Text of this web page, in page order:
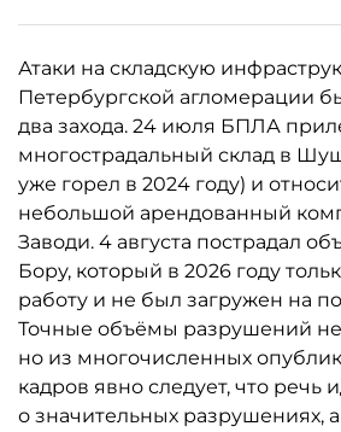
Атаки на складскую
Петербургской агломерации
два захода. 24 июля БПЛА
многострадальный склад в
уже горел в 2024 году) и
небольшой арендованный
Заводи. 4 августа пострадал
Бору, который в 2026 году
работу и не был загружен на
Точные объёмы разрушений
но из многочисленных
кадров явно следует, что речь
о значительных разрушениях,